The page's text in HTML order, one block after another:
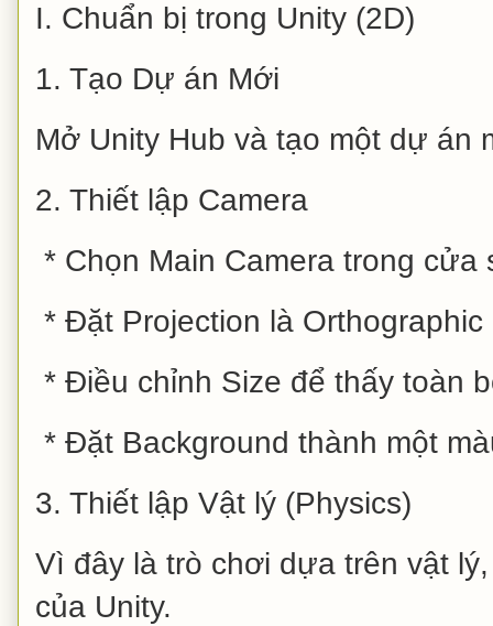
I. Chuẩn bị trong Unity (2D)
1. Tạo Dự án Mới
Mở Unity Hub và tạo một dự án
2. Thiết lập Camera
* Chọn Main Camera trong cửa
* Đặt Projection là
* Điều chỉnh Size để thấy toàn
* Đặt Background thành một
3. Thiết lập Vật lý (Physics)
Vì đây là trò chơi dựa trên vật
của Unity.